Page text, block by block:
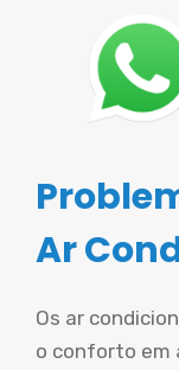
Ar
Os ar
o conforto em